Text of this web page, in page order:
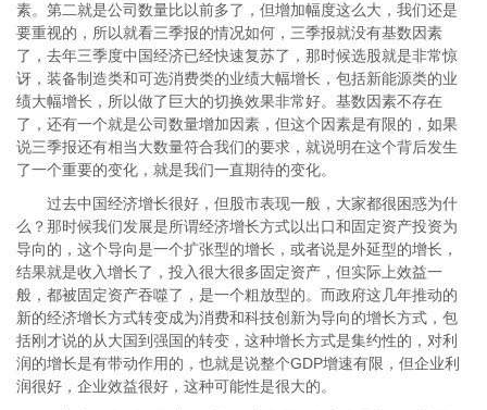
素。第二就是公司数量比以前多了，但增加幅度这么大，我们还是
要重视的，所以就看三季报的情况如何，三季报就没有基数因素
了，去年三季度中国经济已经快速复苏了，那时候选股就是非常惊
讶，装备制造类和可选消费类的业绩大幅增长，包括新能源类的业
绩大幅增长，所以做了巨大的切换效果非常好。基数因素不存在
了，还有一个就是公司数量增加因素，但这个因素是有限的，如果
说三季报还有相当大数量符合我们的要求，就说明在这个背后发生
了一个重要的变化，就是我们一直期待的变化。
过去中国经济增长很好，但股市表现一般，大家都很困惑为什
么？那时候我们发展是所谓经济增长方式以出口和固定资产投资为
导向的，这个导向是一个扩张型的增长，或者说是外延型的增长，
结果就是收入增长了，投入很大很多固定资产，但实际上效益一
般，都被固定资产吞噬了，是一个粗放型的。而政府这几年推动的
新的经济增长方式转变成为消费和科技创新为导向的增长方式，包
括刚才说的从大国到强国的转变，这种增长方式是集约性的，对利
润的增长是有带动作用的，也就是说整个GDP增速有限，但企业利
润很好，企业效益很好，这种可能性是很大的。